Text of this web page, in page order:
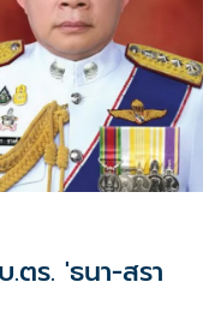
ตร. 'ธนา-สรา